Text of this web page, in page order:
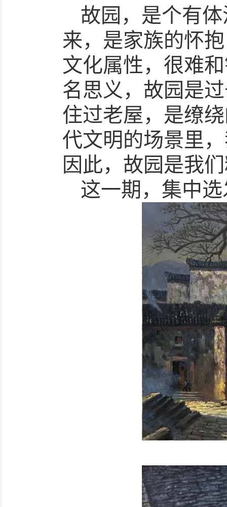
故园，是个有
来，是家族的怀
文化属性，很难
名思义，故园是
住过老屋，是缭
代文明的场景里
因此，故园是我
这一期，集中